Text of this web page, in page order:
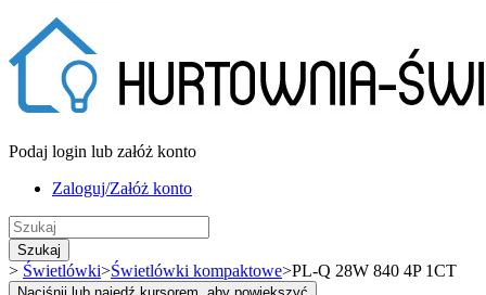
Podaj login lub załóż konto
Zaloguj/Załóż konto
Szukaj
> Świetlówki>Świetlówki kompaktowe>PL-Q 28W 840 4P 1CT